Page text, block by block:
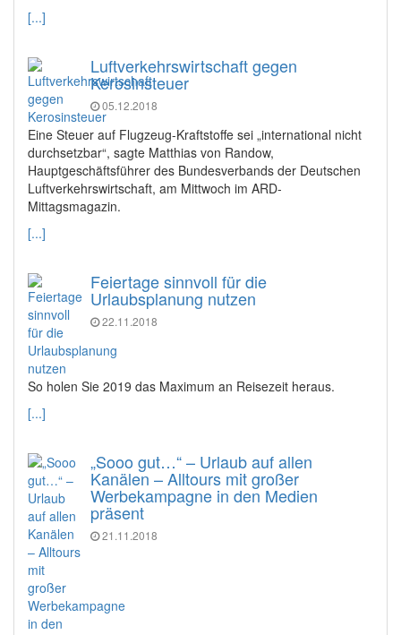
[...]
Luftverkehrswirtschaft gegen
Kerosinsteuer
05.12.2018
Eine Steuer auf Flugzeug-Kraftstoffe sei „international nicht
durchsetzbar“, sagte Matthias von Randow,
Hauptgeschäftsführer des Bundesverbands der Deutschen
Luftverkehrswirtschaft, am Mittwoch im ARD-
Mittagsmagazin.
[...]
Feiertage sinnvoll für die
Urlaubsplanung nutzen
22.11.2018
So holen Sie 2019 das Maximum an Reisezeit heraus.
[...]
„Sooo gut…“ – Urlaub auf allen
Kanälen – Alltours mit großer
Werbekampagne in den Medien
präsent
21.11.2018